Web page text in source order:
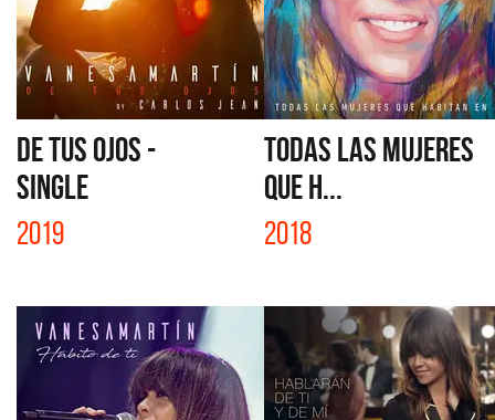
DE TUS OJOS -
SINGLE
2019
TODAS LAS MUJERES
QUE H...
2018